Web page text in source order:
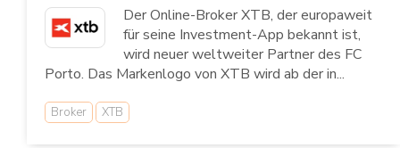
Der Online-Broker XTB, der europaweit
für seine Investment-App bekannt ist,
wird neuer weltweiter Partner des FC
Porto. Das Markenlogo von XTB wird ab der in...
Broker XTB